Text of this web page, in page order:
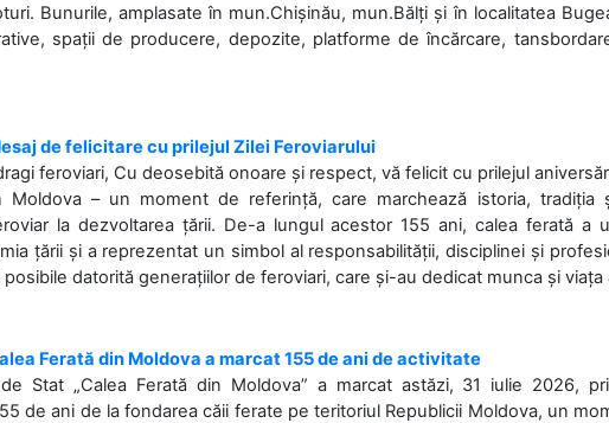
Bunurile, amplasate în mun.Chișinău, mun.Bălți și în localitatea
spații de producere, depozite, platforme de încărcare,
de felicitare cu prilejul Zilei Feroviarului
feroviari, Cu deosebită onoare și respect, vă felicit cu prilejul
Moldova – un moment de referință, care marchează istoria, tradiția
la dezvoltarea țării. De-a lungul acestor 155 ani, calea ferată a
țării și a reprezentat un simbol al responsabilității, disciplinei și
posibile datorită generațiilor de feroviari, care și-au dedicat munca și viața
Ferată din Moldova a marcat 155 de ani de activitate
Stat „Calea Ferată din Moldova” a marcat astăzi, 31 iulie 2026,
de ani de la fondarea căii ferate pe teritoriul Republicii Moldova, un